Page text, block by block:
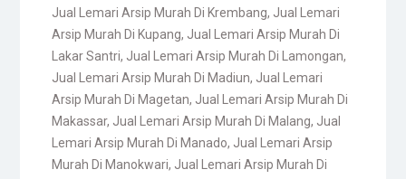
Jual Lemari Arsip Murah Di Krembang, Jual Lemari
Arsip Murah Di Kupang, Jual Lemari Arsip Murah Di
Lakar Santri, Jual Lemari Arsip Murah Di Lamongan,
Jual Lemari Arsip Murah Di Madiun, Jual Lemari
Arsip Murah Di Magetan, Jual Lemari Arsip Murah Di
Makassar, Jual Lemari Arsip Murah Di Malang, Jual
Lemari Arsip Murah Di Manado, Jual Lemari Arsip
Murah Di Manokwari, Jual Lemari Arsip Murah Di